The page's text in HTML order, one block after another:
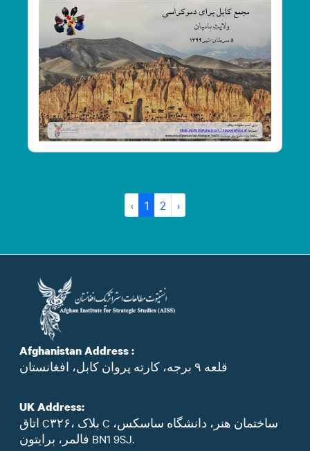
‹ 1 2 ›
Afghanistan Address :
قلعه ۹ برجه، کارته پروان کابل، افغانستان
UK Address:
اتاق C۳۲۶، بلاک C ساختمان هنر، دانشگاه ساسکس،
فالمر، برایتون BN1 9SJ.